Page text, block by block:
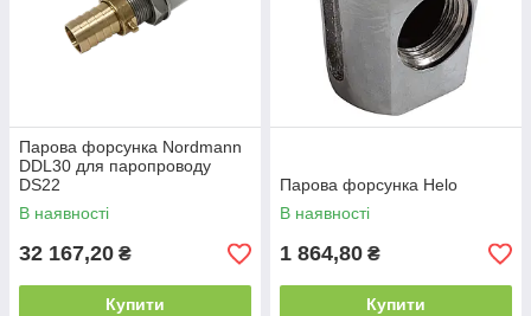
Парова форсунка Nordmann
DDL30 для паропроводу
DS22
В наявності
32 167,20 ₴
Купити
Парова форсунка Helo
В наявності
1 864,80 ₴
Купити